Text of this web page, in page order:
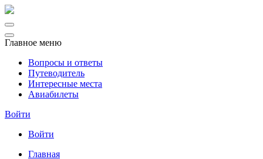
Главное меню
Вопросы и ответы
Путеводитель
Интересные места
Авиабилеты
Войти
Войти
Главная